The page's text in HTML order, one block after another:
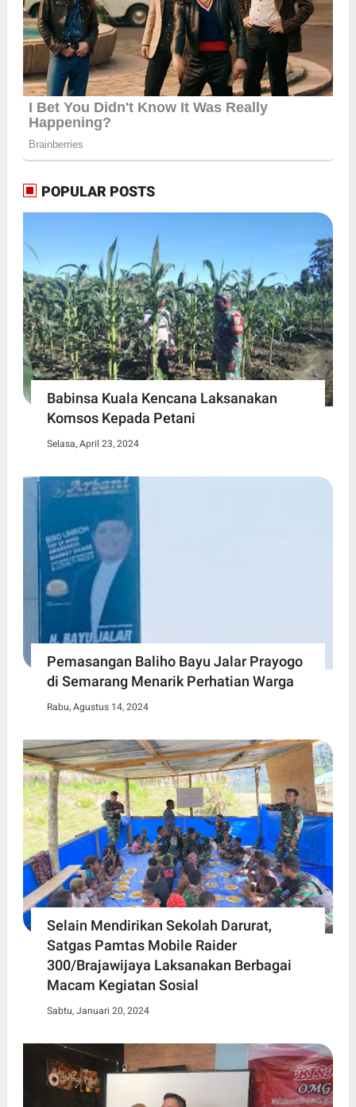
POPULAR POSTS
Babinsa Kuala Kencana Laksanakan
Komsos Kepada Petani
Selasa, April 23, 2024
Pemasangan Baliho Bayu Jalar Prayogo
di Semarang Menarik Perhatian Warga
Rabu, Agustus 14, 2024
Selain Mendirikan Sekolah Darurat,
Satgas Pamtas Mobile Raider
300/Brajawijaya Laksanakan Berbagai
Macam Kegiatan Sosial
Sabtu, Januari 20, 2024